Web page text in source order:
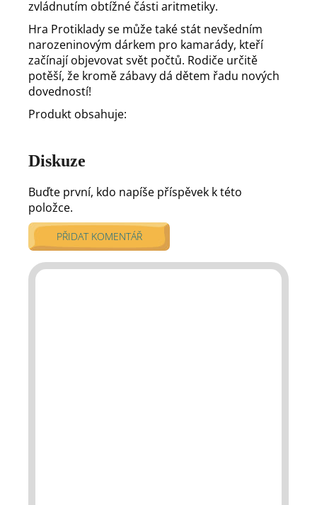
zvládnutím obtížné části aritmetiky.
Hra Protiklady se může také stát nevšedním
narozeninovým dárkem pro kamarády, kteří
začínají objevovat svět počtů. Rodiče určitě
potěší, že kromě zábavy dá dětem řadu nových
dovedností!
Produkt obsahuje:
Diskuze
Buďte první, kdo napíše příspěvek k této
položce.
PŘIDAT KOMENTÁŘ